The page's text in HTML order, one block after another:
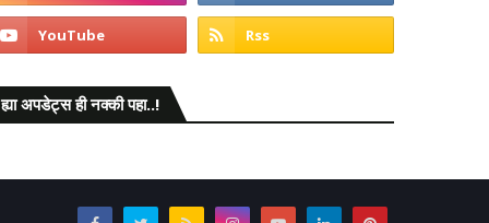
ह्या अपडेट्स ही नक्की पहा..!